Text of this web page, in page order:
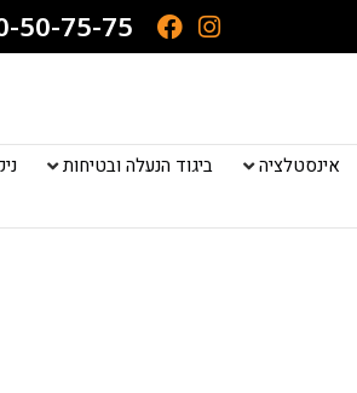
50-75-75
אינסטלציה ביגוד הנעלה ובטיחות